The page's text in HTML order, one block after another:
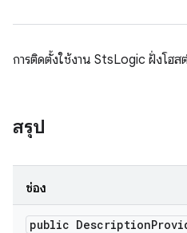
การติดตั้งใช้งาน StsLogic ฝั่งโฮส
สรุป
ช่อง
public Description